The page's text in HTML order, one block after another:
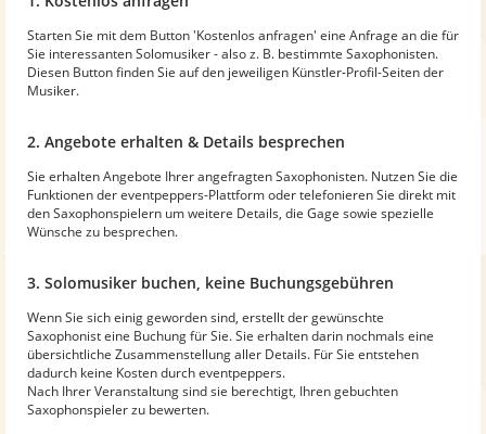
Starten Sie mit dem Button 'Kostenlos anfragen' eine Anfrage an die für
Sie interessanten Solomusiker - also z. B. bestimmte Saxophonisten.
Diesen Button finden Sie auf den jeweiligen Künstler-Profil-Seiten der
Musiker.
2. Angebote erhalten & Details besprechen
Sie erhalten Angebote Ihrer angefragten Saxophonisten. Nutzen Sie die
Funktionen der eventpeppers-Plattform oder telefonieren Sie direkt mit
den Saxophonspielern um weitere Details, die Gage sowie spezielle
Wünsche zu besprechen.
3. Solomusiker buchen, keine Buchungsgebühren
Wenn Sie sich einig geworden sind, erstellt der gewünschte
Saxophonist eine Buchung für Sie. Sie erhalten darin nochmals eine
übersichtliche Zusammenstellung aller Details. Für Sie entstehen
dadurch keine Kosten durch eventpeppers.
Nach Ihrer Veranstaltung sind sie berechtigt, Ihren gebuchten
Saxophonspieler zu bewerten.